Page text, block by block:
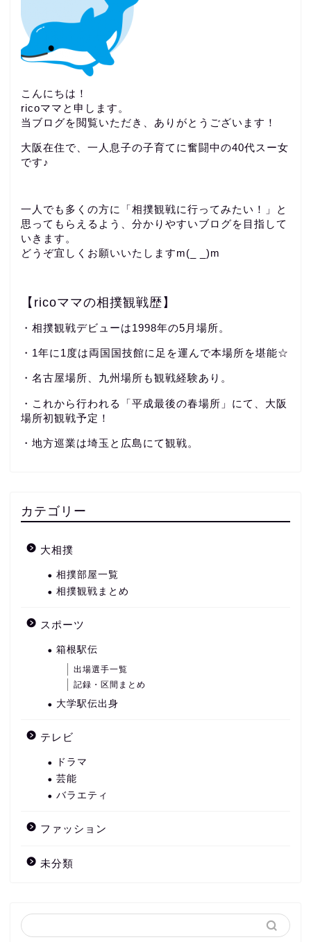
こんにちは！
ricoママと申します。
当ブログを閲覧いただき、ありがとうございます！
大阪在住で、一人息子の子育てに奮闘中の40代スー女
です♪
一人でも多くの方に「相撲観戦に行ってみたい！」と
思ってもらえるよう、分かりやすいブログを目指して
いきます。
どうぞ宜しくお願いいたしますm(_ _)m
【ricoママの相撲観戦歴】
・相撲観戦デビューは1998年の5月場所。
・1年に1度は両国国技館に足を運んで本場所を堪能☆
・名古屋場所、九州場所も観戦経験あり。
・これから行われる「平成最後の春場所」にて、大阪
場所初観戦予定！
・地方巡業は埼玉と広島にて観戦。
カテゴリー
大相撲
相撲部屋一覧
相撲観戦まとめ
スポーツ
箱根駅伝
出場選手一覧
記録・区間まとめ
大学駅伝出身
テレビ
ドラマ
芸能
バラエティ
ファッション
未分類